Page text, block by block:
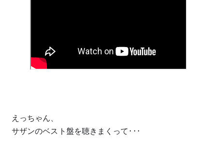
えっちゃん、
サザンのベスト盤を聴きまくって･･･